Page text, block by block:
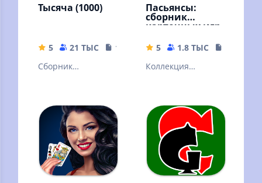
Тысяча (1000)
5 21 ТЫС
17.74 MB
Сборник
Косынка, Паук,
Солитер, Три пика.
Пасьянсы:
сборник
карточных игр
5 1.8 ТЫС
Коллекция
пасьянсы без
интернета